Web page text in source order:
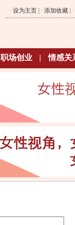
· 设为主页 | · 添加收藏 | ·
职场创业 | 情感关